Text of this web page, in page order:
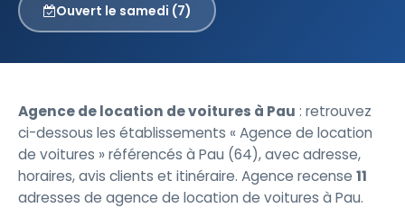
Ouvert le samedi (7)
Agence de location de voitures à Pau : retrouvez
ci-dessous les établissements « Agence de location
de voitures » référencés à Pau (64), avec adresse,
horaires, avis clients et itinéraire. Agence recense 11
adresses de agence de location de voitures à Pau.